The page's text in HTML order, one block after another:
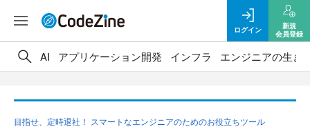
ログイン
新規
会員登録
AI アプリケーション開発 インフラ エンジニアの生き
目指せ、定時退社！ スマートなエンジニアのためのお役立ちツール